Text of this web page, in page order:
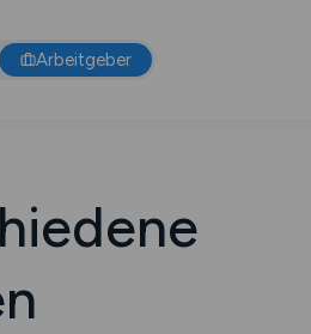
Arbeitgeber